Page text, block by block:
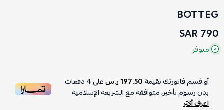
BOTTEG
790 SAR
متوفر
أو قسم فاتورتك بقيمة197.50 ر.س على4دفعات
بدون رسوم تأخير، متوافقة مع الشريعة الإسلامية
اعرف أكثر